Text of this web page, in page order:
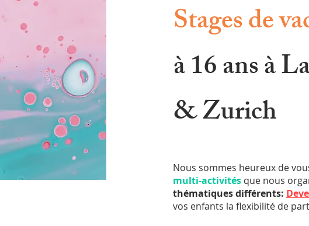
Stages de
à 16 ans à
& Zurich
Nous sommes heureux de
multi-activités que nous
thématiques différents:
vos enfants la flexibilité de